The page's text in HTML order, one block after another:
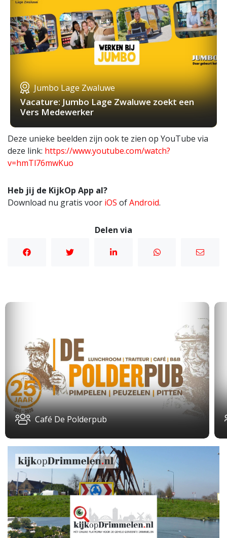
Jumbo Lage Zwaluwe
Vacature: Jumbo Lage Zwaluwe zoekt een
Vers Medewerker
Deze unieke beelden zijn ook te zien op YouTube via
deze link: https://www.youtube.com/watch?
v=hmTl76mwKuo
Heb jij de KijkOp App al?
Download nu gratis voor iOS ofAndroid.
Delen via
Café De Polderpub